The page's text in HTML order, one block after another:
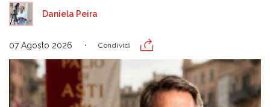
Daniela Peira
07 Agosto 2026 Condividi